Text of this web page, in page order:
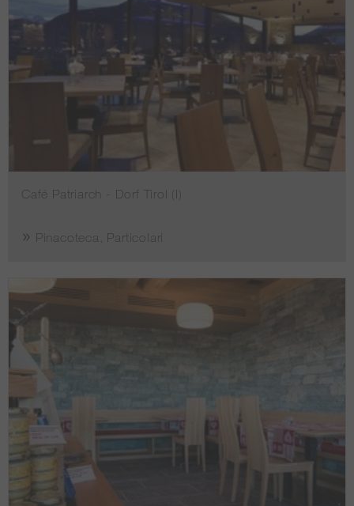
Café Patriarch - Dorf Tirol (I)
Pinacoteca, Particolari